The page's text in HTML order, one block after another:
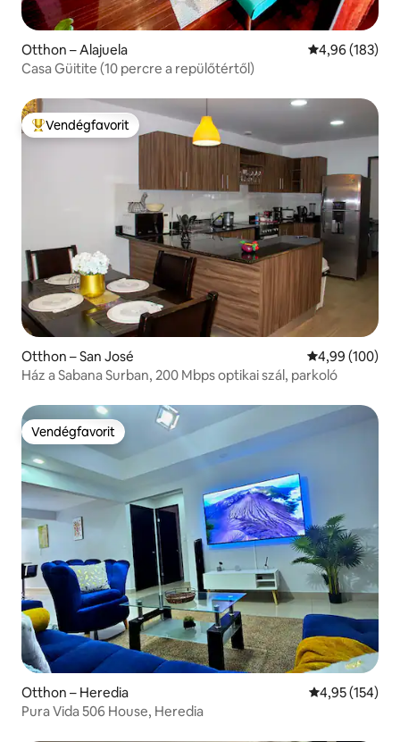
Otthon – Alajuela Átlagos
4,96 (183)
Casa Güitite (10 percre a repülőtértől)
Kiemelt vendégfavorit
Vendégfavorit
Otthon – San José Átlagos
4,99 (100)
Ház a Sabana Surban, 200 Mbps optikai szál, parkoló
Vendégfavorit
Vendégfavorit
Otthon – Heredia Átlagos
4,95 (154)
Pura Vida 506 House, Heredia